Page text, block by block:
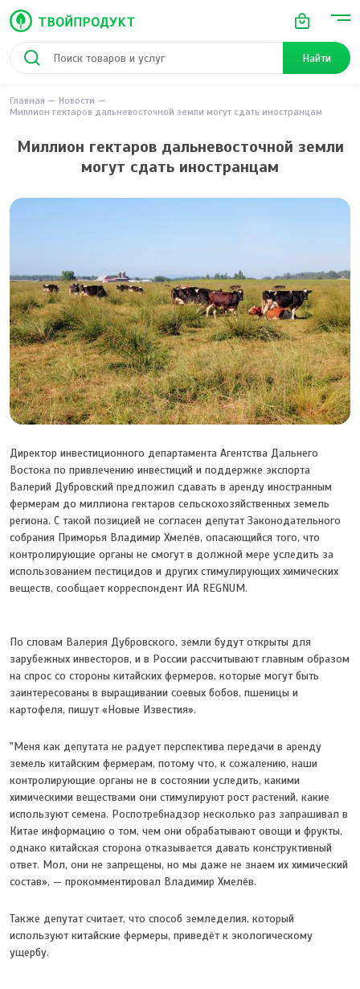
Найти
Главная
Новости
Миллион гектаров дальневосточной земли могут сдать иностранцам
Миллион гектаров дальневосточной земли
могут сдать иностранцам
Директор инвестиционного департамента Агентства Дальнего
Востока по привлечению инвестиций и поддержке экспорта
Валерий Дубровский предложил сдавать в аренду иностранным
фермерам до миллиона гектаров сельскохозяйственных земель
региона. С такой позицией не согласен депутат Законодательного
собрания Приморья Владимир Хмелёв, опасающийся того, что
контролирующие органы не смогут в должной мере уследить за
использованием пестицидов и других стимулирующих химических
веществ, сообщает корреспондент ИА REGNUM.
По словам Валерия Дубровского, земли будут открыты для
зарубежных инвесторов, и в России рассчитывают главным образом
на спрос со стороны китайских фермеров, которые могут быть
заинтересованы в выращивании соевых бобов, пшеницы и
картофеля, пишут «Новые Известия».
"Меня как депутата не радует перспектива передачи в аренду
земель китайским фермерам, потому что, к сожалению, наши
контролирующие органы не в состоянии уследить, какими
химическими веществами они стимулируют рост растений, какие
используют семена. Роспотребнадзор несколько раз запрашивал в
Китае информацию о том, чем они обрабатывают овощи и фрукты,
однако китайская сторона отказывается давать конструктивный
ответ. Мол, они не запрещены, но мы даже не знаем их химический
состав», — прокомментировал Владимир Хмелёв.
Также депутат считает, что способ земледелия, который
используют китайские фермеры, приведёт к экологическому
ущербу.